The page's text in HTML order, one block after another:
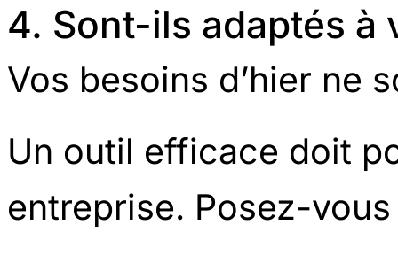
4. Sont-ils adaptés à
Vos besoins d’hier ne
Un outil efficace doit
entreprise. Posez-